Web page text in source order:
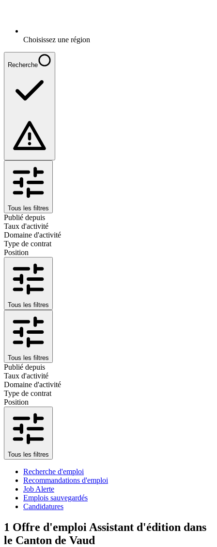
Choisissez une région
Recherche
Tous les filtres
Publié depuis
Taux d'activité
Domaine d'activité
Type de contrat
Position
Tous les filtres
Tous les filtres
Publié depuis
Taux d'activité
Domaine d'activité
Type de contrat
Position
Tous les filtres
Recherche d'emploi
Recommandations d'emploi
Job Alerte
Emplois sauvegardés
Candidatures
1 Offre d'emploi Assistant d'édition dans
le Canton de Vaud